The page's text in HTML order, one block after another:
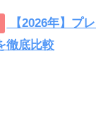
【2026年】プ
徹底比較